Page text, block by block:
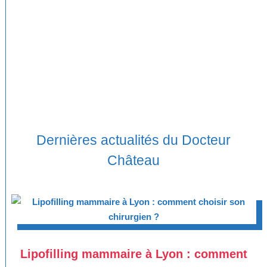
Dernières actualités du Docteur
Château
Lipofilling mammaire à Lyon : comment